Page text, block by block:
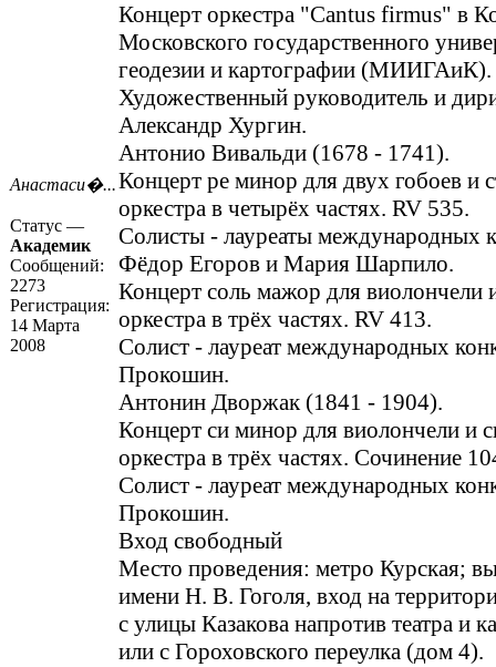
Анастаси�...
Статус —
Академик
Сообщений:
2273
Регистрация:
14 Марта
2008
Концерт оркестра "Cantus firmus" в
Московского государственного
геодезии и картографии (МИИГАиК).
Художественный руководитель и
Александр Хургин.
Антонио Вивальди (1678 - 1741).
Концерт ре минор для двух гобоев и
оркестра в четырёх частях. RV 535.
Солисты - лауреаты международных
Фёдор Егоров и Мария Шарпило.
Концерт соль мажор для виолончели
оркестра в трёх частях. RV 413.
Солист - лауреат международных
Прокошин.
Антонин Дворжак (1841 - 1904).
Концерт си минор для виолончели и
оркестра в трёх частях. Сочинение
Солист - лауреат международных
Прокошин.
Вход свободный
Место проведения: метро Курская;
имени Н. В. Гоголя, вход на
с улицы Казакова напротив театра и
или с Гороховского переулка (дом 4).